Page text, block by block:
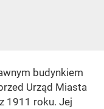
budynkiem
Urząd Miasta
1911 roku. Jej